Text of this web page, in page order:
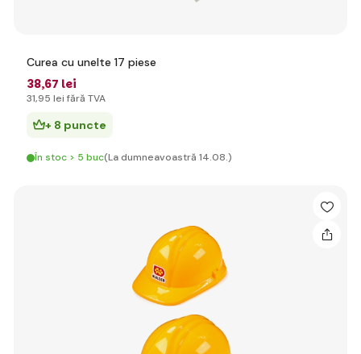
Curea cu unelte 17 piese
38,67 lei
31,95 lei fără TVA
+ 8 puncte
În stoc > 5 buc(La dumneavoastră 14.08.)